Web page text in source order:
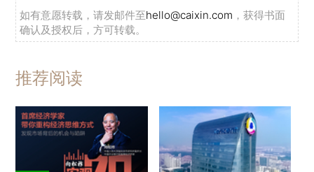
如有意愿转载，请发邮件至hello@caixin.com ，获得书面
确认及授权后，方可转载。
推荐阅读